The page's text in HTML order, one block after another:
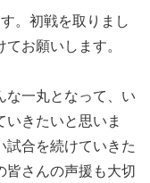
。初戦を取りまし
お願いします。
な一丸となって、い
いきたいと思いま
試合を続けていきた
皆さんの声援も大切